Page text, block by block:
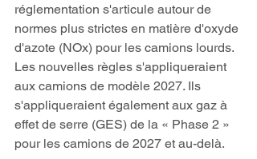
réglementation s'articule autour de
normes plus strictes en matière d'oxyde
d'azote (NOx) pour les camions lourds.
Les nouvelles règles s'appliqueraient
aux camions de modèle 2027. Ils
s'appliqueraient également aux gaz à
effet de serre (GES) de la « Phase 2 »
pour les camions de 2027 et au-delà.